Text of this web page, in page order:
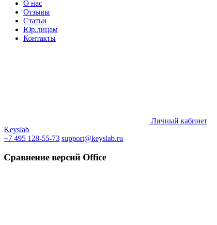
О нас
Отзывы
Статьи
Юр.лицам
Контакты
Личный кабинет
Keyslab
+7 495 128-55-73 support@keyslab.ru
Сравнение версий Office